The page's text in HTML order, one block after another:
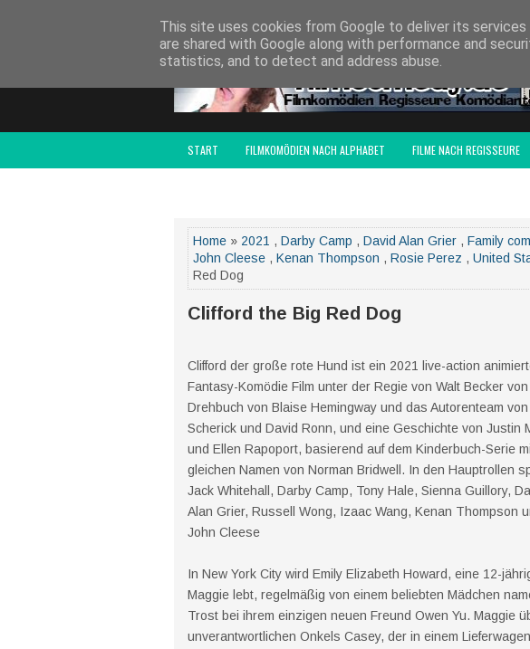
SITCOMSERIEN.DE DRAMEDY-SERIEN.DE SF-ACTIONFILM.DE
START FILMKOMÖDIEN NACH ALPHABET FILME NACH REGISSEURE
Home » 2021 , Darby Camp , David Alan Grier , Family
John Cleese , Kenan Thompson , Rosie Perez , United
Red Dog
Clifford the Big Red Dog
Clifford der große rote Hund ist ein 2021 live-action
Fantasy-Komödie Film unter der Regie von Walt Becker
Drehbuch von Blaise Hemingway und das Autorenteam
Scherick und David Ronn, und eine Geschichte von Justin
und Ellen Rapoport, basierend auf dem Kinderbuch-Serie
gleichen Namen von Norman Bridwell. In den Hauptrollen
Jack Whitehall, Darby Camp, Tony Hale, Sienna Guillory,
Alan Grier, Russell Wong, Izaac Wang, Kenan Thompson
John Cleese
In New York City wird Emily Elizabeth Howard, eine 12-
Maggie lebt, regelmäßig von einem beliebten Mädchen
Trost bei ihrem einzigen neuen Freund Owen Yu. Maggie
unverantwortlichen Onkels Casey, der in einem
This site uses cookies from Google to deliver its
are shared with Google along with performance and
statistics, and to detect and address abuse.